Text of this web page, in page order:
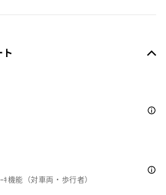
機能（対車両・歩行者）